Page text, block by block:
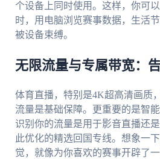
个设备上同时使用。这样，你可
时，用电脑浏览赛事数据，生活
被设备束缚。
无限流量与专属带宽：
体育直播，特别是4K超高清画质
流量是基础保障。更重要的是智
识别你的流量是用于影音直播还
此优化的精选回国专线。想象一
觉，就像为你喜欢的赛事开辟了